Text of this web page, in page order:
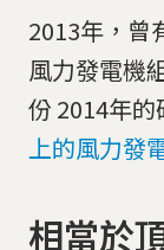
2013年，曾
風力發電機
份 2014年的
上的風力發
相當於